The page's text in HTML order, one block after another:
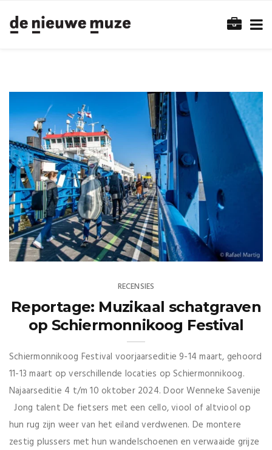
RECENSIES
Reportage: Muzikaal schatgraven
op Schiermonnikoog Festival
Schiermonnikoog Festival voorjaarseditie 9-14 maart, gehoord
11-13 maart op verschillende locaties op Schiermonnikoog.
Najaarseditie 4 t/m 10 oktober 2024. Door Wenneke Savenije
Jong talent De fietsers met een cello, viool of altviool op
hun rug zijn weer van het eiland verdwenen. De montere
zestig plussers met hun wandelschoenen en verwaaide grijze